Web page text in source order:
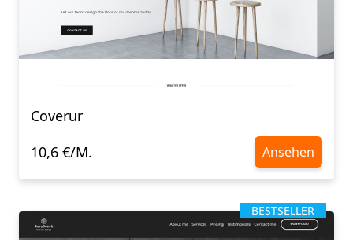
Coverur
10,6 €/M.
Ansehen
BESTSELLER